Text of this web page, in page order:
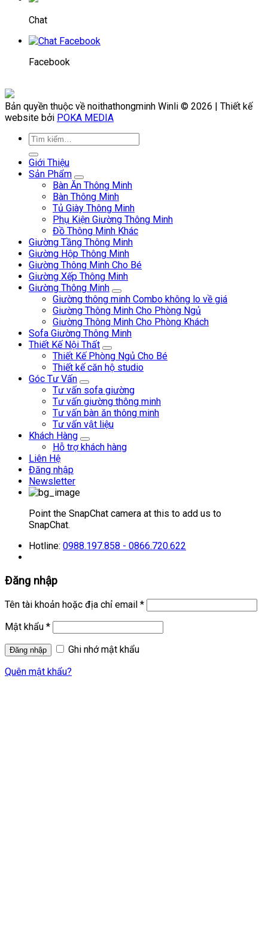
Chat
Facebook
Bản quyền thuộc về noithathongminh Winli © 2026 | Thiết kế
website bởi POKA MEDIA
Giới Thiệu
Sản Phẩm
Bàn Ăn Thông Minh
Bàn Thông Minh
Tủ Giày Thông Minh
Phụ Kiện Giường Thông Minh
Đồ Thông Minh Khác
Giường Tầng Thông Minh
Giường Hộp Thông Minh
Giường Thông Minh Cho Bé
Giường Xếp Thông Minh
Giường Thông Minh
Giường thông minh Combo không lo về giá
Giường Thông Minh Cho Phòng Ngủ
Giường Thông Minh Cho Phòng Khách
Sofa Giường Thông Minh
Thiết Kế Nội Thất
Thiết Kế Phòng Ngủ Cho Bé
Thiết kế căn hộ studio
Góc Tư Vấn
Tư vấn sofa giường
Tư vấn giường thông minh
Tư vấn bàn ăn thông minh
Tư vấn vật liệu
Khách Hàng
Hỗ trợ khách hàng
Liên Hệ
Đăng nhập
Newsletter
Point the SnapChat camera at this to add us to
SnapChat.
Hotline: 0988.197.858 - 0866.720.622
Đăng nhập
Tên tài khoản hoặc địa chỉ email *
Mật khẩu *
Ghi nhớ mật khẩu
Quên mật khẩu?